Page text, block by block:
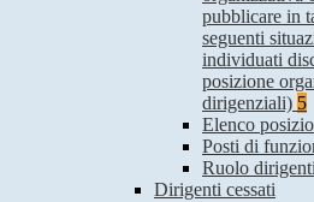
pubblicare in
seguenti
individuati
posizione
dirigenziali) 5
Elenco
Posti di
Ruolo dirigenti
Dirigenti cessati